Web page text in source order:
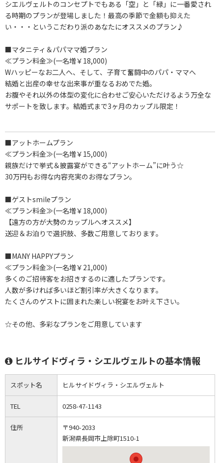
シエルヴェルトのコンセプトでもある「空」と「緑」に一番愛され
る時期のプランが登場しました！最高の季節で金額も抑えた
い・・・というこだわり派のあなたにオススメのプラン♪
■マタニティ＆パパママ婚プラン
≪プラン料金≫(一名増￥18,000)
Wハッピーなお二人へ、そして、子育て奮闘中のパパ・ママへ
結婚と出産の幸せな出来事が重なるおめでた婚。
お腹やそれ以外の体型の変化に合わせご安心いただけるよう万全な
サポートを致します。結婚式まで3ヶ月のカップル限定！
■アットホームプラン
≪プラン料金≫(一名増￥15,000)
親族だけで挙式＆披露宴ができる“アットホーム”に叶う☆
30万円もお得な内容充実のお得なプラン。
■ゲストsmileプラン
≪プラン料金≫(一名増￥18,000)
【遠方の方が大勢のカップルへオススメ】
送迎＆お泊りで選択肢、多数ご用意しております。
■MANY HAPPYプラン
≪プラン料金≫(一名増￥21,000)
多くのご招待客をお招きするのに適したプランです。
人数が多ければ多いほど割引率が大きくなります。
たくさんのゲストに囲まれた楽しい祝宴をお叶え下さい。
☆その他、多彩なプランをご用意しています
ヒルサイドヴィラ・シエルヴェルトの基本情報
スポット名 ヒルサイドヴィラ・シエルヴェルト
TEL 0258-47-1143
住所
〒940-2033
新潟県長岡市上除町1510-1